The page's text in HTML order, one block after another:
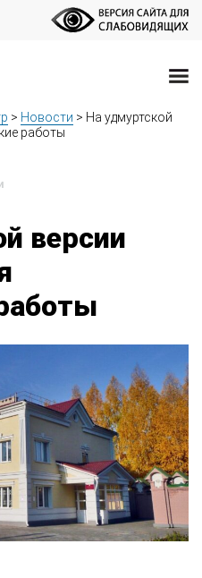
> Новости > На удмуртской
работы
версии